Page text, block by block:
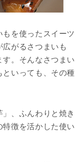
を使ったスイーツ
がるさつまいも
。そんなさつまい
といっても、その種
、ふんわりと焼き
特徴を活かした使い